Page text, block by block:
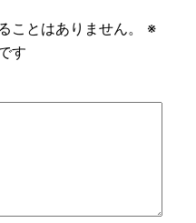
ことはありません。
※
す